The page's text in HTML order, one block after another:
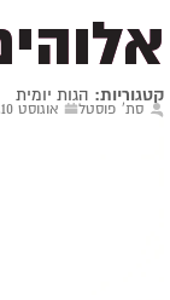
קטגוריות: הגות יומית
סת' פוסטל אוגוסט 10, 2025